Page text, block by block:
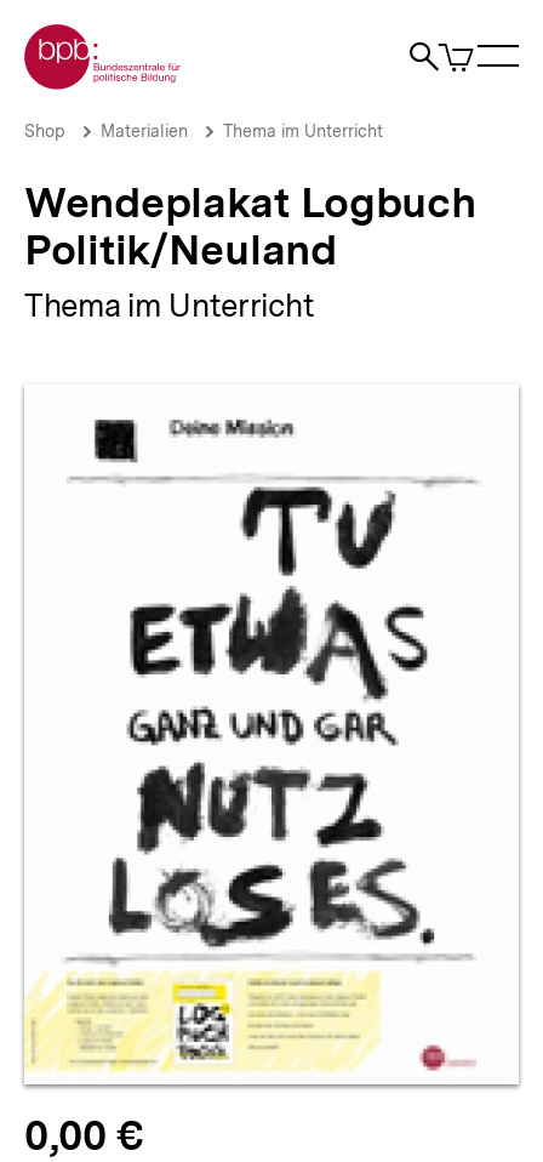
zum
Seiteninhalt
springen
Zur Startseite der bpb
Suche
Artikel
im
Wendeplakat
bpb.de
Brotkrümelnavigation
Pfadnavigation
Shop Materialien Thema im Unterricht
Wendeplakat Logbuch
Politik/Neuland
Thema im Unterricht
Allgemeine
Informationen
Produktpreis:
0,00 €0zuzüglich